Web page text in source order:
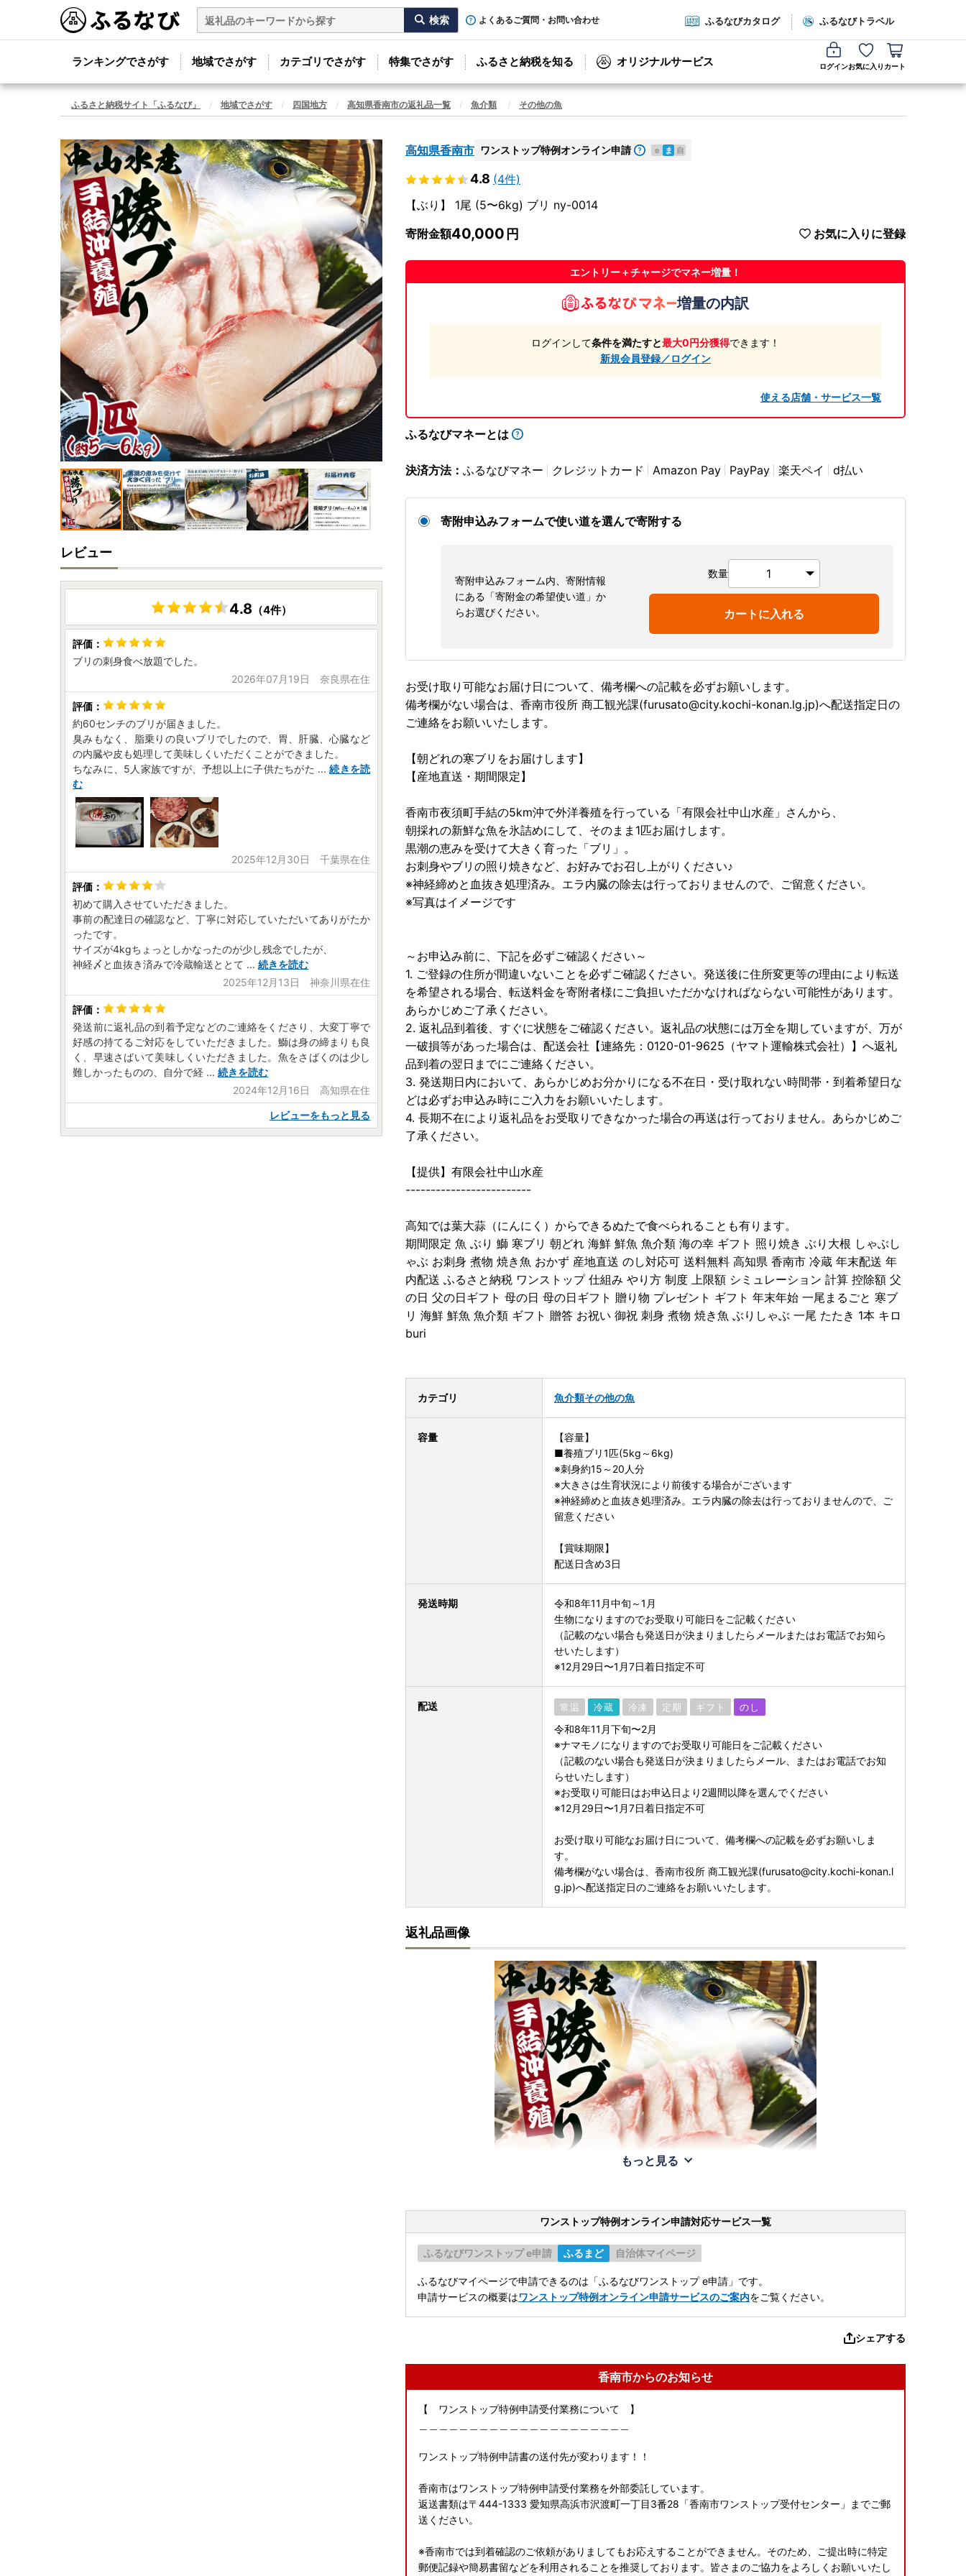
よくあるご質問・お問い合わせ ふるなびカタログ ふるなびトラベル
ランキングでさがす 地域でさがす カテゴリでさがす 特集でさがす ふるさと納税を知る オリジナルサービス ログインお気に入り カート
ふるさと納税サイト「ふるなび」 地域でさがす 四国地方 高知県香南市の返礼品一覧 魚介類 その他の魚
高知県香南市 ワンストップ特例オンライン申請 e ま 自
4.8 (4件)
【ぶり】 1尾 (5〜6kg) ブリ ny-0014
寄附金額40,000 お気に入りに登録
エントリー＋チャージでマネー増量！
増量の内訳
ログインして条件を満たすと最大0円分獲得できます！
新規会員登録／ログイン
使える店舗・サービス一覧
ふるなびマネーとは
決済方法： ふるなびマネー クレジットカード Amazon Pay PayPay 楽天ペイ d払い
寄附申込みフォームで使い道を選んで寄附する
寄附申込みフォーム内、寄附情報
にある「寄附金の希望使い道」か
らお選びください。
数量
カートに入れる
お受け取り可能なお届け日について、備考欄への記載を必ずお願いします。
備考欄がない場合は、香南市役所 商工観光課(furusato@city.kochi-konan.lg.jp)へ配送指定日の
ご連絡をお願いいたします。
【朝どれの寒ブリをお届けします】
【産地直送・期間限定】
香南市夜須町手結の5km沖で外洋養殖を行っている「有限会社中山水産」さんから、
朝採れの新鮮な魚を氷詰めにして、そのまま1匹お届けします。
黒潮の恵みを受けて大きく育った「ブリ」。
お刺身やブリの照り焼きなど、お好みでお召し上がりください♪
※神経締めと血抜き処理済み。エラ内臓の除去は行っておりませんので、ご留意ください。
※写真はイメージです
～お申込み前に、下記を必ずご確認ください～
1. ご登録の住所が間違いないことを必ずご確認ください。発送後に住所変更等の理由により転送
を希望される場合、転送料金を寄附者様にご負担いただかなければならない可能性があります。
あらかじめご了承ください。
2. 返礼品到着後、すぐに状態をご確認ください。返礼品の状態には万全を期していますが、万が
一破損等があった場合は、配送会社【連絡先：0120-01-9625（ヤマト運輸株式会社）】へ返礼
品到着の翌日までにご連絡ください。
3. 発送期日内において、あらかじめお分かりになる不在日・受け取れない時間帯・到着希望日な
どは必ずお申込み時にご入力をお願いいたします。
4. 長期不在により返礼品をお受取りできなかった場合の再送は行っておりません。あらかじめご
了承ください。
【提供】有限会社中山水産
-------------------------
高知では葉大蒜（にんにく）からできるぬたで食べられることも有ります。
期間限定 魚 ぶり 鰤 寒ブリ 朝どれ 海鮮 鮮魚 魚介類 海の幸 ギフト 照り焼き ぶり大根 しゃぶし
ゃぶ お刺身 煮物 焼き魚 おかず 産地直送 のし対応可 送料無料 高知県 香南市 冷蔵 年末配送 年
内配送 ふるさと納税 ワンストップ 仕組み やり方 制度 上限額 シミュレーション 計算 控除額 父
の日 父の日ギフト 母の日 母の日ギフト 贈り物 プレゼント ギフト 年末年始 一尾まるごと 寒ブ
リ 海鮮 鮮魚 魚介類 ギフト 贈答 お祝い 御祝 刺身 煮物 焼き魚 ぶりしゃぶ 一尾 たたき 1本 キロ
buri
カテゴリ 魚介類その他の魚
容量
【容量】
■養殖ブリ1匹(5kg～6kg)
※刺身約15～20人分
※大きさは生育状況により前後する場合がございます
※神経締めと血抜き処理済み。エラ内臓の除去は行っておりませんので、ご
留意ください
【賞味期限】
配送日含め3日
発送時期
令和8年11月中旬～1月
生物になりますのでお受取り可能日をご記載ください
（記載のない場合も発送日が決まりましたらメールまたはお電話でお知ら
せいたします）
※12月29日〜1月7日着日指定不可
配送 常温 冷蔵 冷凍 定期 ギフト のし
令和8年11月下旬〜2月
※ナマモノになりますのでお受取り可能日をご記載ください
（記載のない場合も発送日が決まりましたらメール、またはお電話でお知
らせいたします）
※お受取り可能日はお申込日より2週間以降を選んでください
※12月29日〜1月7日着日指定不可
お受け取り可能なお届け日について、備考欄への記載を必ずお願いしま
す。
備考欄がない場合は、香南市役所 商工観光課(furusato@city.kochi-konan.l
g.jp)へ配送指定日のご連絡をお願いいたします。
返礼品画像
もっと見る
ワンストップ特例オンライン申請対応サービス一覧
ふるなびワンストップ e申請 ふるまど 自治体マイページ
ふるなびマイページで申請できるのは「ふるなびワンストップ e申請」です。
申請サービスの概要はワンストップ特例オンライン申請サービスのご案内をご覧ください。
シェアする
香南市からのお知らせ
【 ワンストップ特例申請受付業務について 】
ワンストップ特例申請書の送付先が変わります！！
香南市はワンストップ特例申請受付業務を外部委託しています。
返送書類は〒444-1333 愛知県高浜市沢渡町一丁目3番28「香南市ワンストップ受付センター」までご郵
送ください。
※香南市では到着確認のご依頼がありましてもお応えすることができません。そのため、ご提出時に特定
郵便記録や簡易書留などを利用されることを推奨しております。皆さまのご協力をよろしくお願いいたし
レビュー
4.8 （4件）
ブリの刺身食べ放題でした。
2026年07月19日 奈良県在住
約60センチのブリが届きました。
臭みもなく、脂乗りの良いブリでしたので、胃、肝臓、心臓など
の内臓や皮も処理して美味しくいただくことができました。
ちなみに、5人家族ですが、予想以上に子供たちがた ... 続きを読
む
2025年12月30日 千葉県在住
初めて購入させていただきました。
事前の配達日の確認など、丁寧に対応していただいてありがたか
ったです。
サイズが4kgちょっとしかなったのが少し残念でしたが、
神経〆と血抜き済みで冷蔵輸送ととて ... 続きを読む
2025年12月13日 神奈川県在住
発送前に返礼品の到着予定などのご連絡をくださり、大変丁寧で
好感の持てるご対応をしていただきました。鰤は身の締まりも良
く、早速さばいて美味しくいただきました。魚をさばくのは少し
難しかったものの、自分で経 ... 続きを読む
2024年12月16日 高知県在住
レビューをもっと見る